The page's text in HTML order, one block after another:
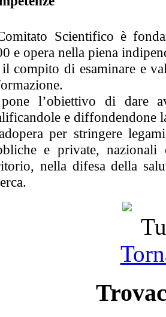
Scientifico è
e opera nella piena
compito di esaminare e
l’obiettivo di dare
e diffondendone
per stringere
e private,
nella difesa della